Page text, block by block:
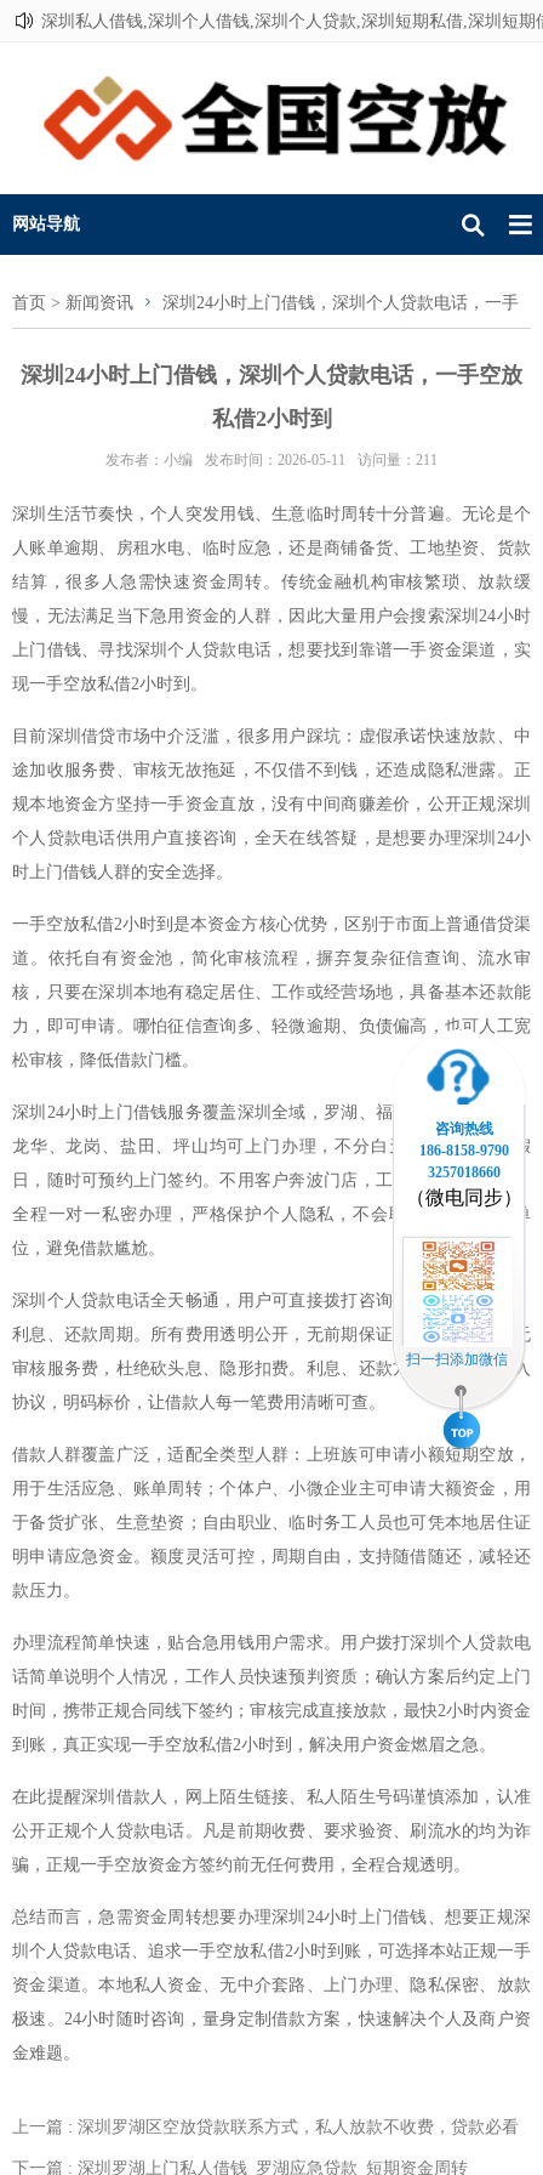
深圳私人借钱,深圳个人借钱,深圳个人贷款,深圳短期私借,深圳短
联系我们
网站导航
首页 > 新闻资讯 深圳24小时上门借钱，深圳个人贷款电话，一手
深圳24小时上门借钱，深圳个人贷款电话，一手空放
私借2小时到
发布者：小编 发布时间：2026-05-11 访问量：211
深圳生活节奏快，个人突发用钱、生意临时周转十分普遍。无论是个
人账单逾期、房租水电、临时应急，还是商铺备货、工地垫资、货款
结算，很多人急需快速资金周转。传统金融机构审核繁琐、放款缓
慢，无法满足当下急用资金的人群，因此大量用户会搜索深圳24小时
上门借钱、寻找深圳个人贷款电话，想要找到靠谱一手资金渠道，实
现一手空放私借2小时到。
目前深圳借贷市场中介泛滥，很多用户踩坑：虚假承诺快速放款、中
途加收服务费、审核无故拖延，不仅借不到钱，还造成隐私泄露。正
规本地资金方坚持一手资金直放，没有中间商赚差价，公开正规深圳
个人贷款电话供用户直接咨询，全天在线答疑，是想要办理深圳24小
时上门借钱人群的安全选择。
一手空放私借2小时到是本资金方核心优势，区别于市面上普通借贷渠
道。依托自有资金池，简化审核流程，摒弃复杂征信查询、流水审
核，只要在深圳本地有稳定居住、工作或经营场地，具备基本还款能
力，即可申请。哪怕征信查询多、轻微逾期、负债偏高，也可人工宽
松审核，降低借款门槛。
深圳24小时上门借钱服务覆盖深圳全域，罗湖、福田、南山、宝安、
龙华、龙岗、盐田、坪山均可上门办理，不分白天黑夜、不分节假
日，随时可预约上门签约。不用客户奔波门店，工作人员上门对接，
全程一对一私密办理，严格保护个人隐私，不会联系亲友、工作单
位，避免借款尴尬。
深圳个人贷款电话全天畅通，用户可直接拨打咨询个人资质、额度、
利息、还款周期。所有费用透明公开，无前期保证金、无包装费、无
审核服务费，杜绝砍头息、隐形扣费。利息、还款方式白纸黑字写入
协议，明码标价，让借款人每一笔费用清晰可查。
借款人群覆盖广泛，适配全类型人群：上班族可申请小额短期空放，
用于生活应急、账单周转；个体户、小微企业主可申请大额资金，用
于备货扩张、生意垫资；自由职业、临时务工人员也可凭本地居住证
明申请应急资金。额度灵活可控，周期自由，支持随借随还，减轻还
款压力。
办理流程简单快速，贴合急用钱用户需求。用户拨打深圳个人贷款电
话简单说明个人情况，工作人员快速预判资质；确认方案后约定上门
时间，携带正规合同线下签约；审核完成直接放款，最快2小时内资金
到账，真正实现一手空放私借2小时到，解决用户资金燃眉之急。
在此提醒深圳借款人，网上陌生链接、私人陌生号码谨慎添加，认准
公开正规个人贷款电话。凡是前期收费、要求验资、刷流水的均为诈
骗，正规一手空放资金方签约前无任何费用，全程合规透明。
总结而言，急需资金周转想要办理深圳24小时上门借钱、想要正规深
圳个人贷款电话、追求一手空放私借2小时到账，可选择本站正规一手
资金渠道。本地私人资金、无中介套路、上门办理、隐私保密、放款
极速。24小时随时咨询，量身定制借款方案，快速解决个人及商户资
金难题。
上一篇 : 深圳罗湖区空放贷款联系方式，私人放款不收费，贷款必看
下一篇 : 深圳罗湖上门私人借钱_罗湖应急贷款_短期资金周转
咨询热线
186-8158-9790
3257018660
（微电同步）
扫一扫添加微信